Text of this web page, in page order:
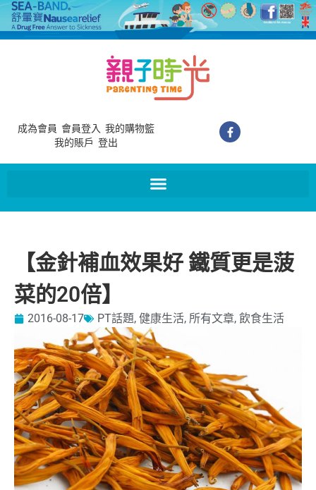
成為會員 會員登入 我的購物籃
我的賬戶 登出
【金針補血效果好 鐵質更是菠
菜的20倍】
2016-08-17 PT話題, 健康生活, 所有文章, 飲食生活